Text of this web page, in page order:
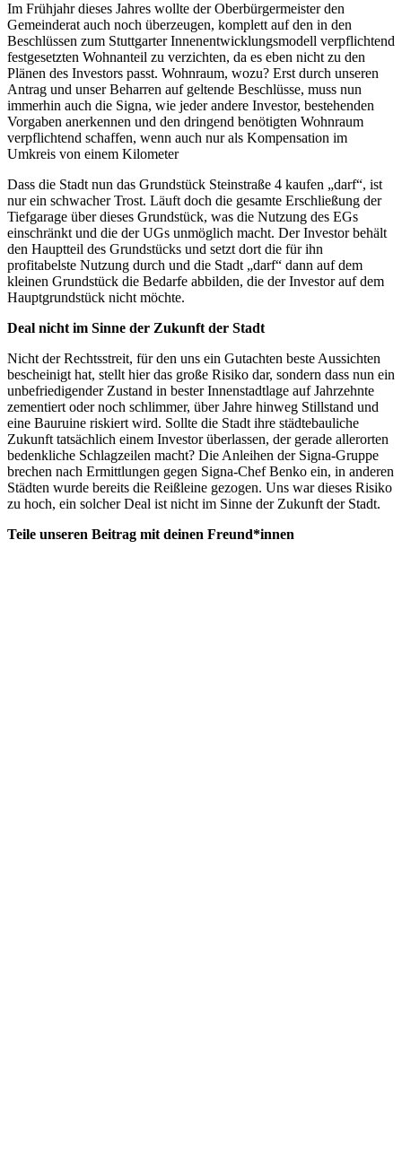
Im Frühjahr dieses Jahres wollte der Oberbürgermeister den
Gemeinderat auch noch überzeugen, komplett auf den in den
Beschlüssen zum Stuttgarter Innenentwicklungsmodell verpflichtend
festgesetzten Wohnanteil zu verzichten, da es eben nicht zu den
Plänen des Investors passt. Wohnraum, wozu? Erst durch unseren
Antrag und unser Beharren auf geltende Beschlüsse, muss nun
immerhin auch die Signa, wie jeder andere Investor, bestehenden
Vorgaben anerkennen und den dringend benötigten Wohnraum
verpflichtend schaffen, wenn auch nur als Kompensation im
Umkreis von einem Kilometer
Dass die Stadt nun das Grundstück Steinstraße 4 kaufen „darf“, ist
nur ein schwacher Trost. Läuft doch die gesamte Erschließung der
Tiefgarage über dieses Grundstück, was die Nutzung des EGs
einschränkt und die der UGs unmöglich macht. Der Investor behält
den Hauptteil des Grundstücks und setzt dort die für ihn
profitabelste Nutzung durch und die Stadt „darf“ dann auf dem
kleinen Grundstück die Bedarfe abbilden, die der Investor auf dem
Hauptgrundstück nicht möchte.
Deal nicht im Sinne der Zukunft der Stadt
Nicht der Rechtsstreit, für den uns ein Gutachten beste Aussichten
bescheinigt hat, stellt hier das große Risiko dar, sondern dass nun ein
unbefriedigender Zustand in bester Innenstadtlage auf Jahrzehnte
zementiert oder noch schlimmer, über Jahre hinweg Stillstand und
eine Bauruine riskiert wird. Sollte die Stadt ihre städtebauliche
Zukunft tatsächlich einem Investor überlassen, der gerade allerorten
bedenkliche Schlagzeilen macht? Die Anleihen der Signa-Gruppe
brechen nach Ermittlungen gegen Signa-Chef Benko ein, in anderen
Städten wurde bereits die Reißleine gezogen. Uns war dieses Risiko
zu hoch, ein solcher Deal ist nicht im Sinne der Zukunft der Stadt.
Teile unseren Beitrag mit deinen Freund*innen